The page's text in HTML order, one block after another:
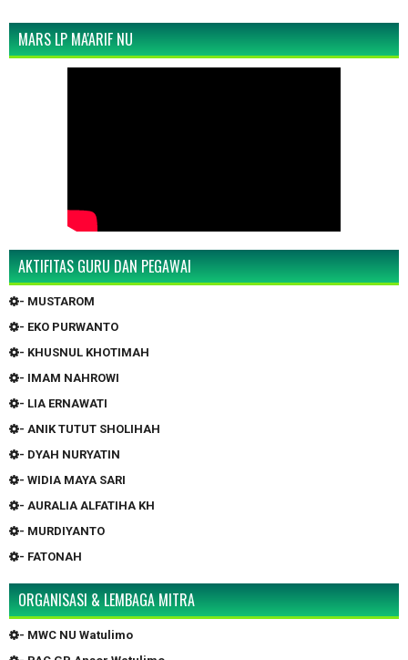
MARS LP MA'ARIF NU
AKTIFITAS GURU DAN PEGAWAI
- MUSTAROM
- EKO PURWANTO
- KHUSNUL KHOTIMAH
- IMAM NAHROWI
- LIA ERNAWATI
- ANIK TUTUT SHOLIHAH
- DYAH NURYATIN
- WIDIA MAYA SARI
- AURALIA ALFATIHA KH
- MURDIYANTO
- FATONAH
ORGANISASI & LEMBAGA MITRA
- MWC NU Watulimo